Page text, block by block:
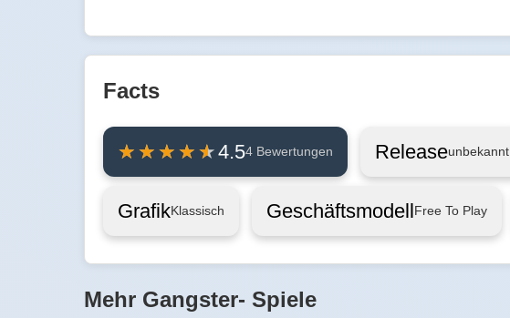
Facts
4.54 Bewertungen Releaseunbekannt
GrafikKlassisch GeschäftsmodellFree To Play
Mehr Gangster- Spiele